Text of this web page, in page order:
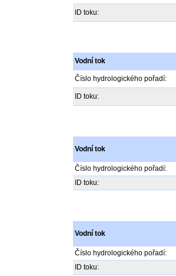
ID toku:
Vodní tok
Číslo hydrologického pořadí:
ID toku:
Vodní tok
Číslo hydrologického pořadí:
ID toku:
Vodní tok
Číslo hydrologického pořadí:
ID toku: